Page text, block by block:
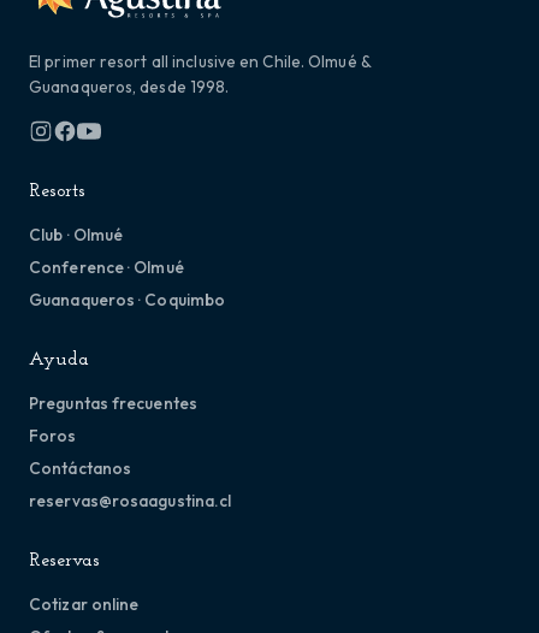
El primer resort all inclusive en Chile. Olmué &
Guanaqueros, desde 1998.
Resorts
Club · Olmué
Conference · Olmué
Guanaqueros · Coquimbo
Ayuda
Preguntas frecuentes
Foros
Contáctanos
reservas@rosaagustina.cl
Reservas
Cotizar online